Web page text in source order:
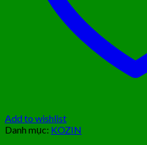
Add to wishlist
Danh mục: KOZIN